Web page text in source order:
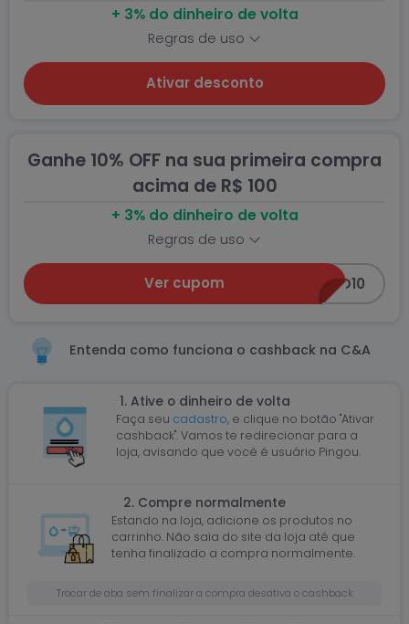
+ 3% do dinheiro de volta
Regras de uso
Ativar desconto
Ganhe 10% OFF na sua primeira compra
acima de R$ 100
+ 3% do dinheiro de volta
Regras de uso
Ver cupom BEMVINDO10
Entenda como funciona o cashback na C&A
1. Ative o dinheiro de volta
Faça seu cadastro, e clique no botão "Ativar
cashback". Vamos te redirecionar para a
loja, avisando que você é usuário Pingou.
2. Compre normalmente
Estando na loja, adicione os produtos no
carrinho. Não saia do site da loja até que
tenha finalizado a compra normalmente.
Trocar de aba sem finalizar a compra desativa o cashback